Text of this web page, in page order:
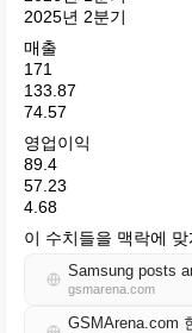
2025년 2분기
매출
171
133.87
74.57
영업이익
89.4
57.23
4.68
이 수치들을 맥락에 맞
Samsung posts
gsmarena.com
GSMArena.com